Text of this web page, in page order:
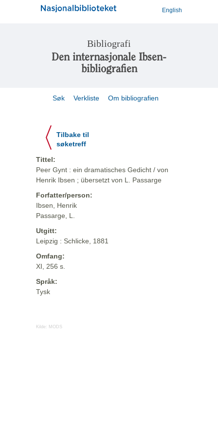
English
Bibliografi
Den internasjonale Ibsen-
bibliografien
Søk Verkliste Om bibliografien
Tilbake til
søketreff
Tittel:
Peer Gynt : ein dramatisches Gedicht / von
Henrik Ibsen ; übersetzt von L. Passarge
Forfatter/person:
Ibsen, Henrik
Passarge, L.
Utgitt:
Leipzig : Schlicke, 1881
Omfang:
XI, 256 s.
Språk:
Tysk
Kilde: MODS